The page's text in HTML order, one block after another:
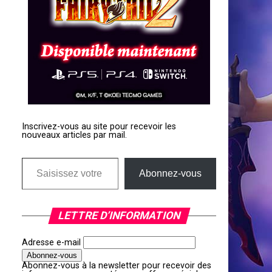
Inscrivez-vous au site pour recevoir les
nouveaux articles par mail.
Saisissez votre adresse e-mail…
Abonnez-vous
LETTRE D’INFORMATION
Adresse e-mail
Abonnez-vous à la newsletter pour recevoir des